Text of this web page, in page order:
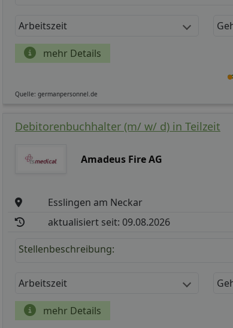
Arbeitszeit
mehr Details
Quelle: germanpersonnel.de
Debitorenbuchhalter (m/ w/ d) in Teilzeit
Amadeus Fire AG
Esslingen am Neckar
aktualisiert seit: 09.08.2026
Stellenbeschreibung:
Arbeitszeit
mehr Details